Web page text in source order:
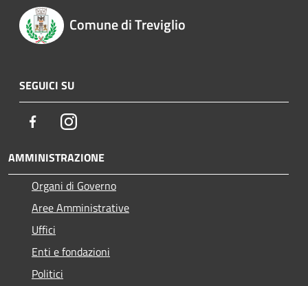
Comune di Treviglio
SEGUICI SU
FacebookInstagram
AMMINISTRAZIONE
Organi di Governo
Aree Amministrative
Uffici
Enti e fondazioni
Politici